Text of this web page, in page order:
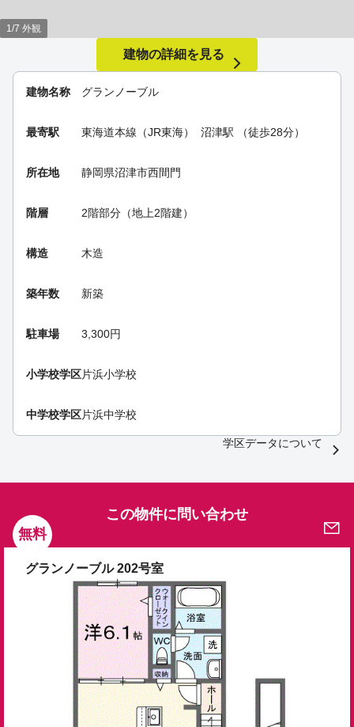
建物名称 グランノーブル
最寄駅 東海道本線（JR東海） 沼津駅 （徒歩28分）
所在地 静岡県沼津市西間門
階層 2階部分（地上2階建）
構造 木造
築年数 新築
駐車場 3,300円
小学校学区片浜小学校
中学校学区片浜中学校
1/7 外観
建物の詳細を見る
学区データについて
無料
この物件に問い合わせ
グランノーブル 202号室